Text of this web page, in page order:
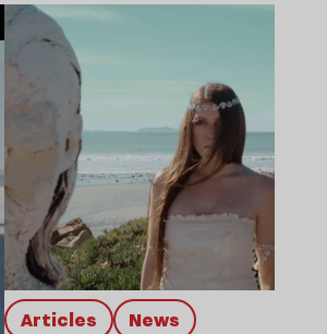
Articles news